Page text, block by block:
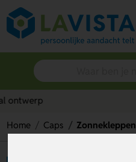
Home Caps Zonnekleppen